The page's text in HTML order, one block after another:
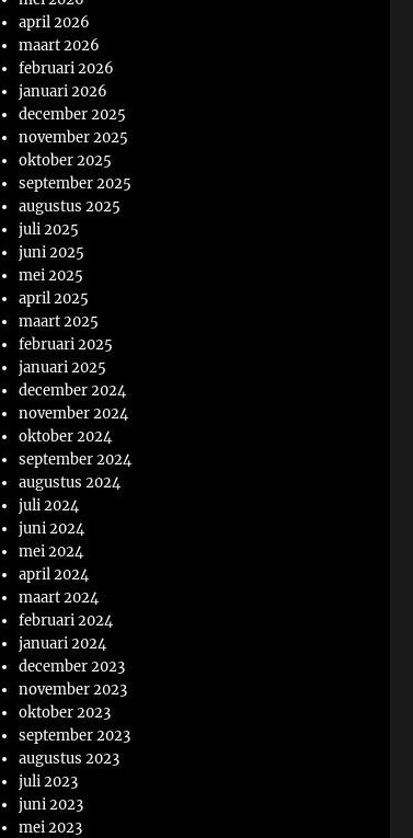
april 2026
maart 2026
februari 2026
januari 2026
december 2025
november 2025
oktober 2025
september 2025
augustus 2025
juli 2025
juni 2025
mei 2025
april 2025
maart 2025
februari 2025
januari 2025
december 2024
november 2024
oktober 2024
september 2024
augustus 2024
juli 2024
juni 2024
mei 2024
april 2024
maart 2024
februari 2024
januari 2024
december 2023
november 2023
oktober 2023
september 2023
augustus 2023
juli 2023
juni 2023
mei 2023